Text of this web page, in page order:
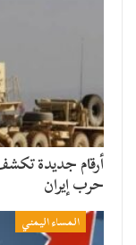
أرقام جديدة
حرب إيران
المساء اليمني